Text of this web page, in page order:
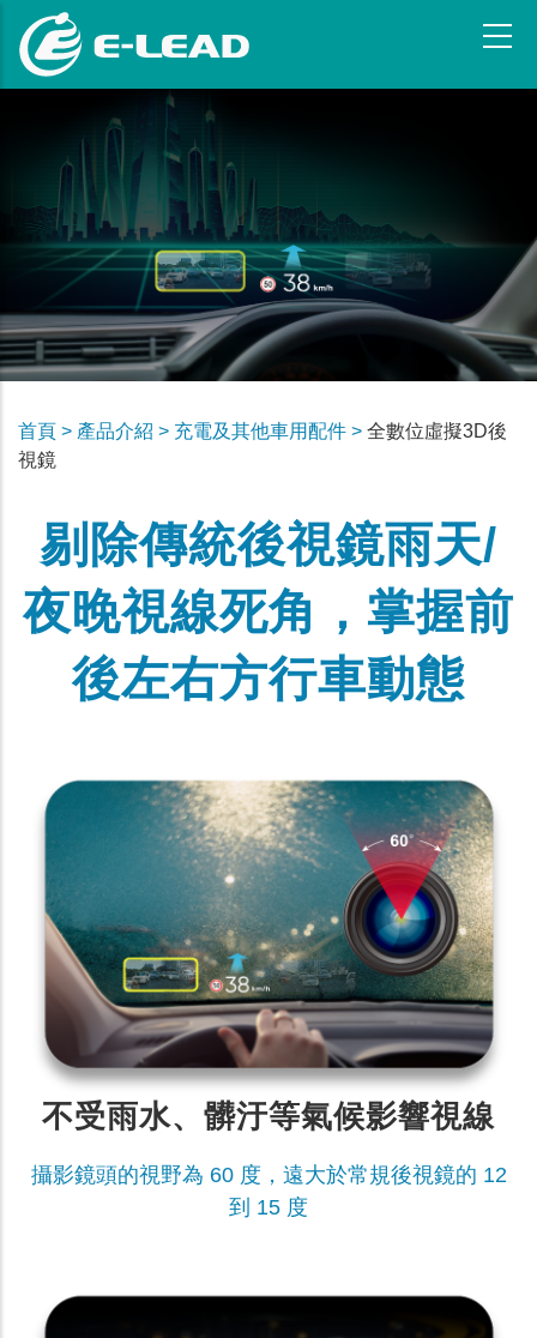
首頁 > 產品介紹 > 充電及其他車用配件 > 全數位虛擬3D後
視鏡
剔除傳統後視鏡雨天/
夜晚視線死角，掌握前
後左右方行車動態
不受雨水、髒汙等氣候影響視線
攝影鏡頭的視野為 60 度，遠大於常規後視鏡的 12
到 15 度